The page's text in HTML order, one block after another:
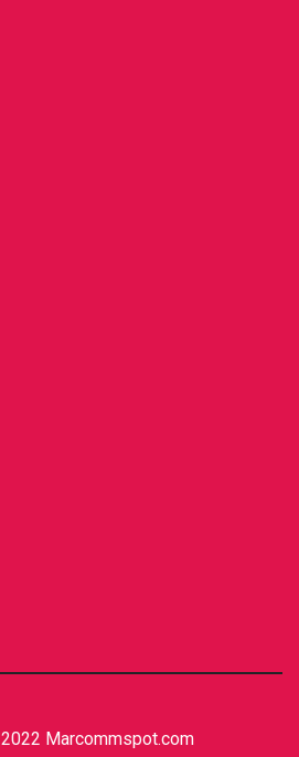
Marcommspot.com